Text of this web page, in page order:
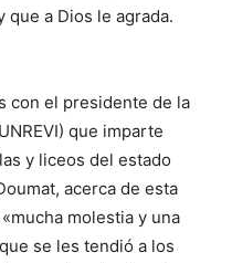
que a Dios le agrada.
con el presidente de la
que imparte
y liceos del estado
acerca de esta
molestia y una
se les tendió a los